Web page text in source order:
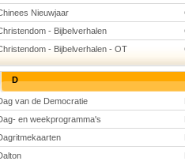
Nieuwjaar
- Bijbelverhalen
- Bijbelverhalen - OT
D
van de Democratie
en weekprogramma's